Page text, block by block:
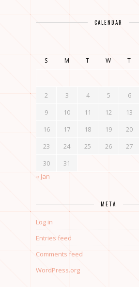
CALENDAR
S
M T W T
2
3 4 5 6
9
10 11 12 13
16
17 18 19 20
23
24 25 26 27
30
31
« Jan
META
Log in
Entries feed
Comments feed
WordPress.org